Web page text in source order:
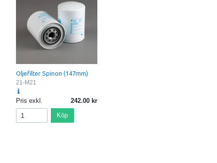
Oljefilter Spinon (147mm)
21-M21
Pris exkl. 242.00
Köp